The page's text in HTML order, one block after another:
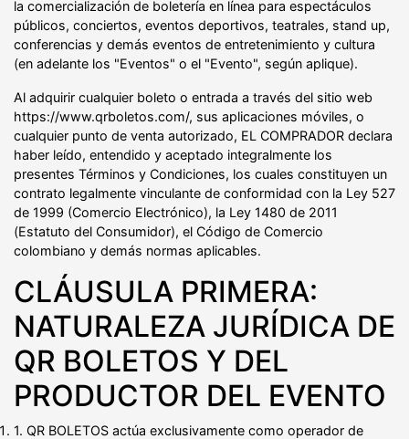
la comercialización de boletería en línea para espectáculos
públicos, conciertos, eventos deportivos, teatrales, stand up,
conferencias y demás eventos de entretenimiento y cultura
(en adelante los "Eventos" o el "Evento", según aplique).
Al adquirir cualquier boleto o entrada a través del sitio web
https://www.qrboletos.com/, sus aplicaciones móviles, o
cualquier punto de venta autorizado, EL COMPRADOR declara
haber leído, entendido y aceptado integralmente los
presentes Términos y Condiciones, los cuales constituyen un
contrato legalmente vinculante de conformidad con la Ley 527
de 1999 (Comercio Electrónico), la Ley 1480 de 2011
(Estatuto del Consumidor), el Código de Comercio
colombiano y demás normas aplicables.
CLÁUSULA PRIMERA:
NATURALEZA JURÍDICA DE
QR BOLETOS Y DEL
PRODUCTOR DEL EVENTO
1. QR BOLETOS actúa exclusivamente como operador de